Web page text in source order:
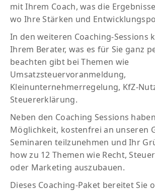
mit Ihrem Coach, was die
wo Ihre Stärken und
In den weiteren Coaching-Sessions
Ihrem Berater, was es für Sie ganz
beachten gibt bei Themen wie
Umsatzsteuervoranmeldung,
Kleinunternehmerregelung, KfZ-
Steuererklärung.
Neben den Coaching Sessions
Möglichkeit, kostenfrei an unseren
Seminaren teilzunehmen und Ihr
how zu 12 Themen wie Recht,
oder Marketing auszubauen.
Dieses Coaching-Paket bereitet Sie